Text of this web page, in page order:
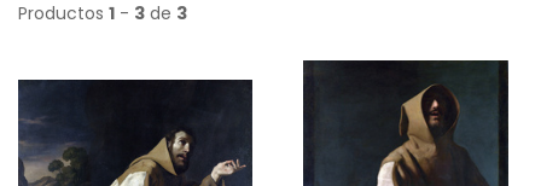
Productos 1 - 3 de 3